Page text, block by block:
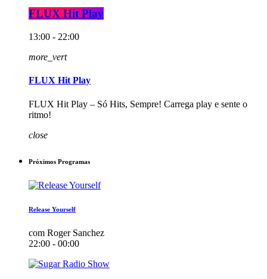
FLUX Hit Play
13:00 - 22:00
more_vert
FLUX Hit Play
FLUX Hit Play – Só Hits, Sempre! Carrega play e sente o
ritmo!
close
Próximos Programas
Release Yourself
com Roger Sanchez
22:00 - 00:00